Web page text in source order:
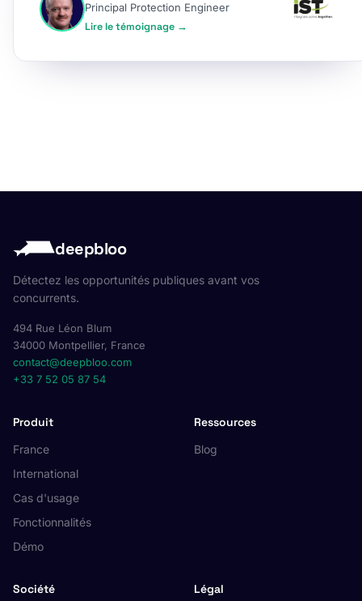
Principal Protection Engineer
Lire le témoignage →
deepbloo
Détectez les opportunités publiques avant vos
concurrents.
494 Rue Léon Blum
34000 Montpellier, France
contact@deepbloo.com
+33 7 52 05 87 54
Produit
France
International
Cas d'usage
Fonctionnalités
Démo
Ressources
Blog
Société Légal